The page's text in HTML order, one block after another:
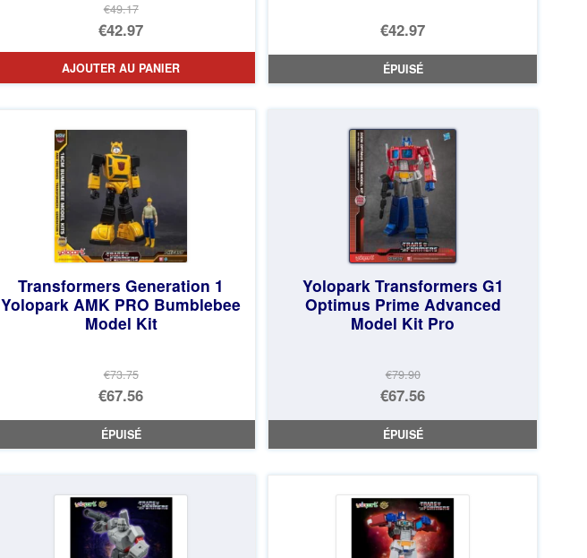
€49.17
Le
prix
initial
€49.17.
€42.97
Le
prix
est :
€42.97.
AJOUTER AU PANIER
€42.97
ÉPUISÉ
Transformers Generation 1
Yolopark AMK PRO Bumblebee
Model Kit
€73.75
Le
prix
initial
€73.75.
€67.56
Le
prix
est :
€67.56.
ÉPUISÉ
Yolopark Transformers G1
Optimus Prime Advanced
Model Kit Pro
€79.90
Le
prix
initial
€79.90.
€67.56
Le
prix
est :
€67.56.
ÉPUISÉ